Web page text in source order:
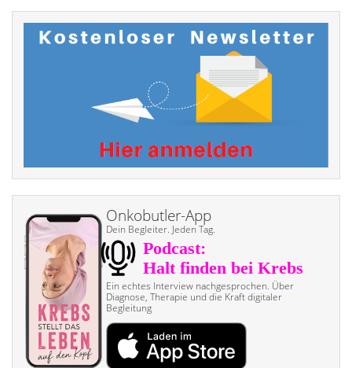
Onkobutler-App
Dein Begleiter. Jeden Tag.
Ein echtes Interview nach­gesprochen. Über
Diagnose, Therapie und die Kraft digitaler
Begleitung